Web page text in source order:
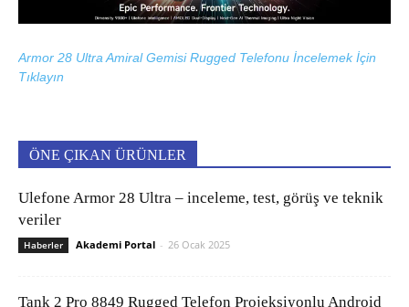
Armor 28 Ultra Amiral Gemisi Rugged Telefonu İncelemek İçin
Tıklayın
ÖNE ÇIKAN ÜRÜNLER
Ulefone Armor 28 Ultra – inceleme, test, görüş ve teknik
veriler
Haberler Akademi Portal - 26 Ocak 2025
Tank 2 Pro 8849 Rugged Telefon Projeksiyonlu Android